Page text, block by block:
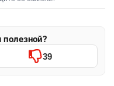
полезной?
39